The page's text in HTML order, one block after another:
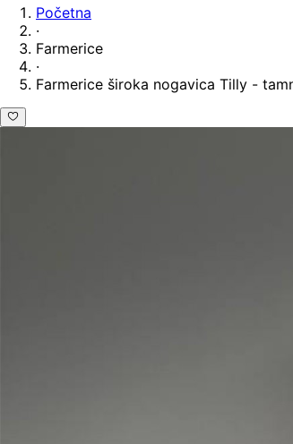
Početna
·
Farmerice
·
Farmerice široka nogavica Tilly -